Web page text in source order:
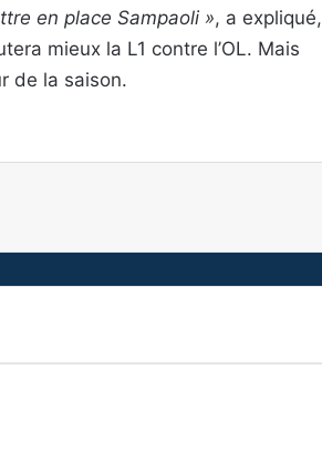
en place Sampaoli », a expliqué,
mieux la L1 contre l’OL. Mais
de la saison.